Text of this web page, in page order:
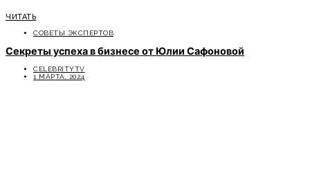
ЧИТАТЬ
СОВЕТЫ ЭКСПЕРТОВ
Секреты успеха в бизнесе от Юлии Сафоновой
CELEBRITYTV
1 МАРТА, 2024